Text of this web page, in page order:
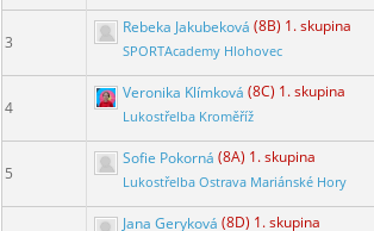
3
Rebeka Jakubeková (8B) 1. skupina
SPORTAcademy Hlohovec
4
Veronika Klímková (8C) 1. skupina
Lukostřelba Kroměříž
5
Sofie Pokorná (8A) 1. skupina
Lukostřelba Ostrava Mariánské Hory
Jana Geryková (8D) 1. skupina